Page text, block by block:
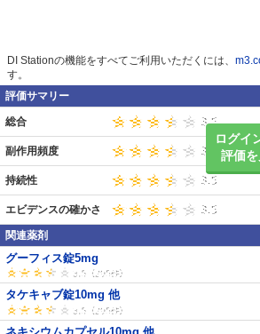
DI Stationの機能をすべてご利用いただくには、
す。
評価サマリー
ログイ
評価
総合
副作用頻度
持続性
エビデンスの確かさ
関連薬剤
グーフィス錠5mg
タケキャブ錠10mg 他